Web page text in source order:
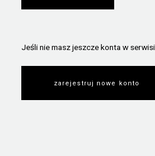
Jeśli nie masz jeszcze konta w
zarejestruj nowe konto